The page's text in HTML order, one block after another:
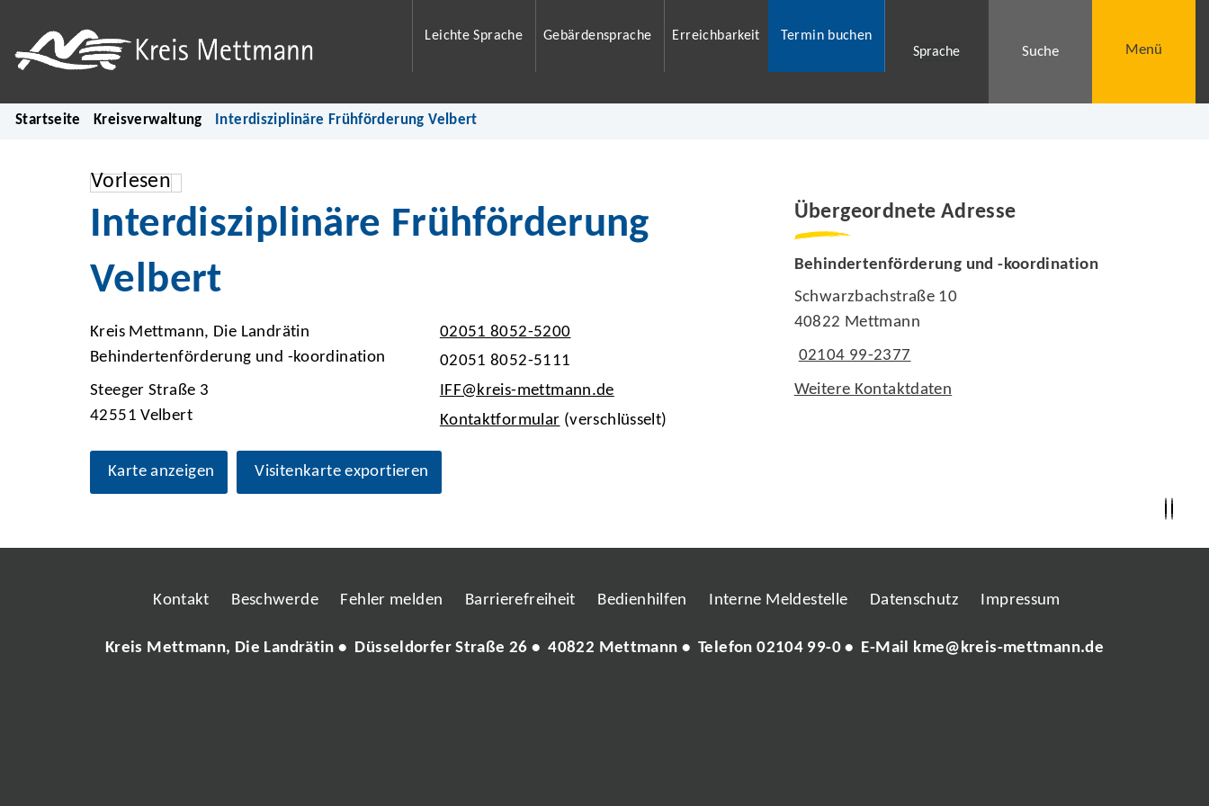
Leichte Sprache Gebärdensprache Erreichbarkeit
Termin buchen
Sprache
Suche Menü
Startseite Kreisverwaltung Interdisziplinäre Frühförderung Velbert
Vorlesen
Interdisziplinäre Frühförderung
Velbert
Kreis Mettmann, Die Landrätin
Behindertenförderung und -koordination
Steeger Straße 3
42551 Velbert
02051 8052-5200
02051 8052-5111
IFF@kreis-mettmann.de
Kontaktformular (verschlüsselt)
Karte anzeigen Visitenkarte exportieren
Übergeordnete Adresse
Behindertenförderung und -koordination
Schwarzbachstraße 10
40822 Mettmann
02104 99-2377
Weitere Kontaktdaten
Kontakt Beschwerde Fehler melden Barrierefreiheit Bedienhilfen Interne Meldestelle Datenschutz Impressum
Kreis Mettmann, Die Landrätin • Düsseldorfer Straße 26 • 40822 Mettmann • Telefon02104 99-0• E-Mail kme@kreis-mettmann.de